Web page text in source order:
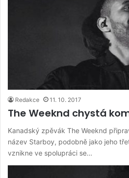
Redakce 11. 10. 2017
The Weeknd chystá
Kanadský zpěvák The Weeknd
název Starboy, podobně jako jeho
vznikne ve spolupráci se…